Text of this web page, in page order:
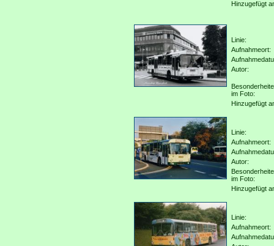
Hinzugefügt
Linie:
Aufnahmeort:
Autor:
im Foto:
Hinzugefügt
Linie:
Aufnahmeort:
Autor:
im Foto:
Hinzugefügt
Linie:
Aufnahmeort: